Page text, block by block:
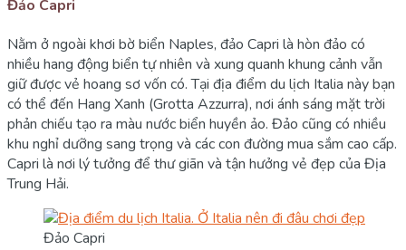
Đảo Capri
Nằm ở ngoài khơi bờ biển Naples, đảo Capri là hòn đảo có
nhiều hang động biển tự nhiên và xung quanh khung cảnh vẫn
giữ được vẻ hoang sơ vốn có. Tại địa điểm du lịch Italia này bạn
có thể đến Hang Xanh (Grotta Azzurra), nơi ánh sáng mặt trời
phản chiếu tạo ra màu nước biển huyền ảo. Đảo cũng có nhiều
khu nghỉ dưỡng sang trọng và các con đường mua sắm cao cấp.
Capri là nơi lý tưởng để thư giãn và tận hưởng vẻ đẹp của Địa
Trung Hải.
Đảo Capri